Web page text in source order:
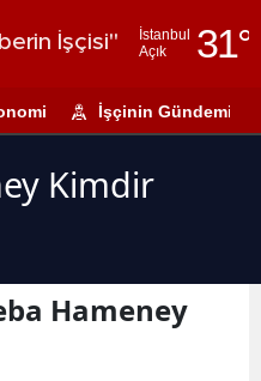
İşçisi"
İstanbul
Açık
31°
Adıyaman
Ankara
İşçinin Gündemi
Kimdir
Hameney